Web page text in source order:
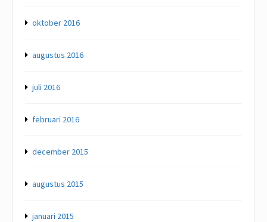
oktober 2016
augustus 2016
juli 2016
februari 2016
december 2015
augustus 2015
januari 2015